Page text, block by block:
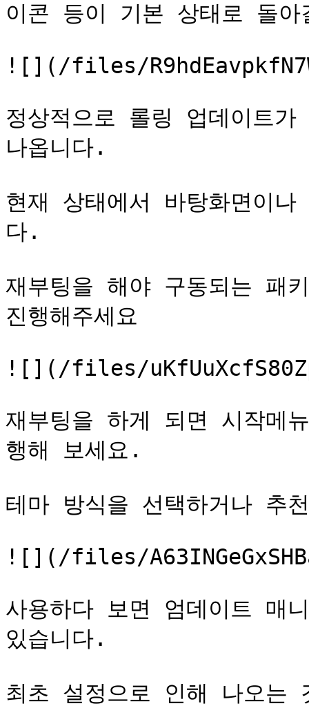
이콘 등이 기본 상태로 돌
![](/files/
정상적으로 롤링 업데이트
나옵니다.
현재 상태에서 바탕화면이
다.
재부팅을 해야 구동되는 패
진행해주세요
![](/files/
재부팅을 하게 되면 시작메
행해 보세요.
테마 방식을 선택하거나 추
![](/files/
사용하다 보면 엄데이트 매
있습니다.
최초 설정으로 인해 나오